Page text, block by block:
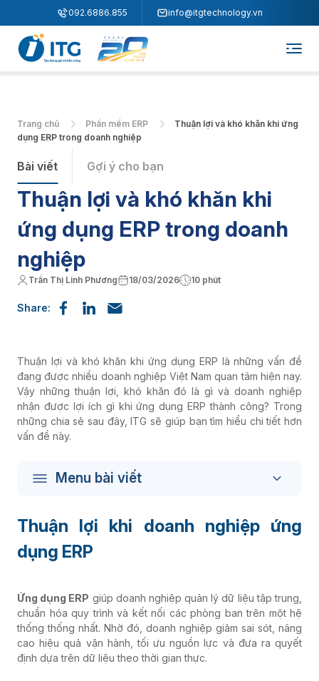
092.6886.855 info@itgtechnology.vn
Trang chủ Phần mềm ERP
Thuận lợi và khó khăn khi ứng
dụng ERP trong doanh nghiệp
Bài viết Gợi ý cho bạn
Thuận lợi và khó khăn khi
ứng dụng ERP trong doanh
nghiệp
Trần Thị Linh Phương 18/03/2026 10 phút
Share:
Thuận lợi và khó khăn khi ứng dụng ERP là những vấn đề
đang được nhiều doanh nghiệp Việt Nam quan tâm hiện nay.
Vậy những thuận lợi, khó khăn đó là gì và doanh nghiệp
nhận được lợi ích gì khi ứng dụng ERP thành công? Trong
những chia sẻ sau đây, ITG sẽ giúp bạn tìm hiểu chi tiết hơn
vấn đề này.
Menu bài viết
Thuận lợi khi doanh nghiệp ứng
dụng ERP
Ứng dụng ERP giúp doanh nghiệp quản lý dữ liệu tập trung,
chuẩn hóa quy trình và kết nối các phòng ban trên một hệ
thống thống nhất. Nhờ đó, doanh nghiệp giảm sai sót, nâng
cao hiệu quả vận hành, tối ưu nguồn lực và đưa ra quyết
định dựa trên dữ liệu theo thời gian thực.